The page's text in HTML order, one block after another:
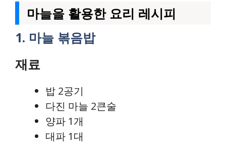
마늘을 활용한 요리 레시피
1. 마늘 볶음밥
재료
밥 2공기
다진 마늘 2큰술
양파 1개
대파 1대